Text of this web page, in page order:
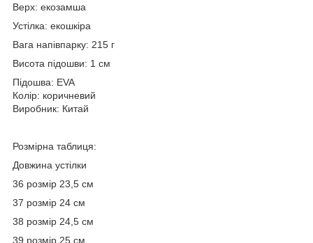
Верх: екозамша
Устілка: екошкіра
Вага напівпарку: 215 г
Висота підошви: 1 см
Підошва: EVA
Колір: коричневий
Виробник: Китай
Розмірна таблиця:
Довжина устілки
36 розмір 23,5 см
37 розмір 24 см
38 розмір 24,5 см
39 розмір 25 см